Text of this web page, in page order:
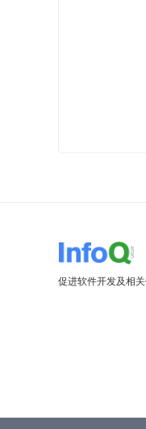
促进软件开发及相